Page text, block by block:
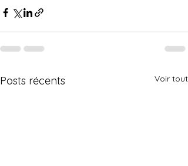
Posts récents Voir tout